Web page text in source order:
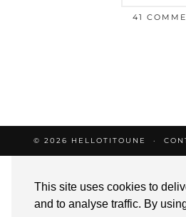
This site uses cookies to
and to analyse traffic. By
41
© 2026 HELLOTITOUNE